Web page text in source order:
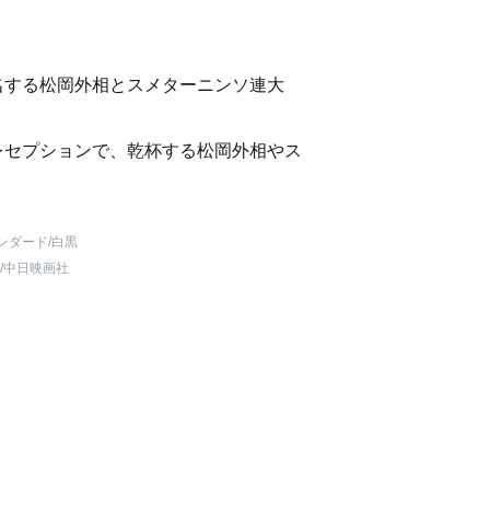
る松岡外相とスメターニンソ連大
プションで、乾杯する松岡外相やス
ダード/白黒
日映画社